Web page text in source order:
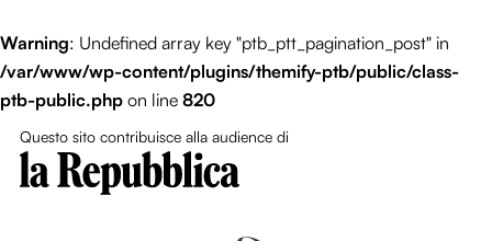
Warning: Undefined array key "ptb_ptt_pagination_post" in
/var/www/wp-content/plugins/themify-ptb/public/class-
ptb-public.php on line 820
Questo sito contribuisce alla audience di